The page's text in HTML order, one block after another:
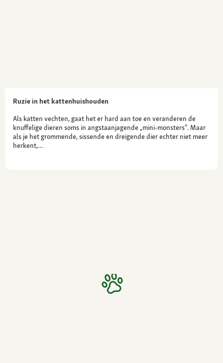
Ruzie in het kattenhuishouden
Als katten vechten, gaat het er hard aan toe en veranderen de
knuffelige dieren soms in angstaanjagende „mini-monsters”. Maar
als je het grommende, sissende en dreigende dier echter niet meer
herkent,…